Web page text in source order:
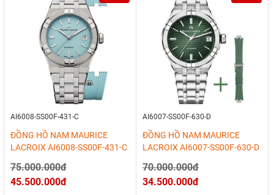
AI6008-SS00F-431-C
ĐỒNG HỒ NAM MAURICE
LACROIX AI6008-SS00F-431-C
75.000.000đ
45.500.000đ
AI6007-SS00F-630-D
ĐỒNG HỒ NAM MAURICE
LACROIX AI6007-SS00F-630-D
70.000.000đ
34.500.000đ